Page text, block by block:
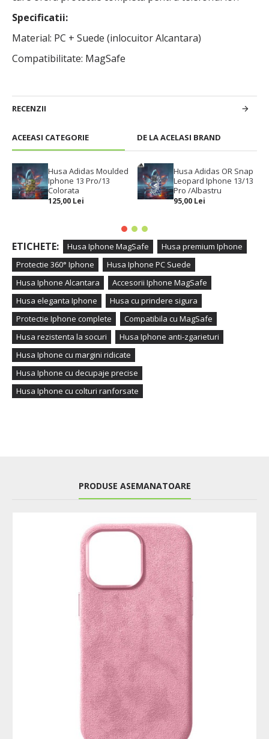
ACEEASI CATEGORIE DE LA ACELASI BRAND
Husa Adidas Moulded
Iphone 13 Pro/13
Colorata
125,00 Lei
Husa Adidas OR Snap
Leopard Iphone 13/13
Pro /Albastru
95,00 Lei
Specificatii:
Material: PC + Suede (inlocuitor Alcantara)
Compatibilitate: MagSafe
RECENZII
ETICHETE: Husa Iphone MagSafe
Husa premium Iphone
Protectie 360° Iphone
Husa Iphone PC Suede
Husa Iphone Alcantara
Accesorii Iphone MagSafe
Husa eleganta Iphone
Husa cu prindere sigura
Protectie Iphone complete
Compatibila cu MagSafe
Husa rezistenta la socuri
Husa Iphone anti-zgarieturi
Husa Iphone cu margini ridicate
Husa Iphone cu decupaje precise
Husa Iphone cu colturi ranforsate
PRODUSE ASEMANATOARE